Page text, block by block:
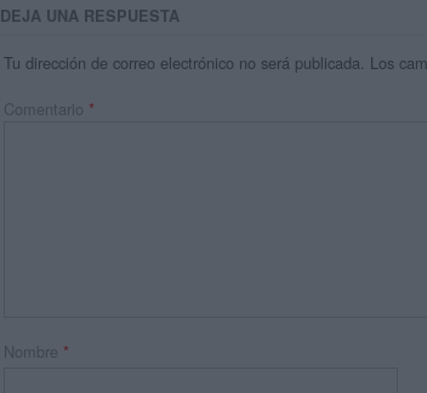
DEJA UNA RESPUESTA
Tu dirección de correo electrónico no será publicada. Los
Comentario *
Nombre *